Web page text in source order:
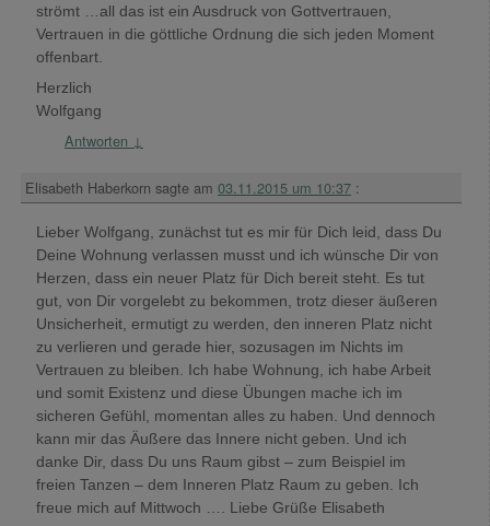
strömt …all das ist ein Ausdruck von Gottvertrauen,
Vertrauen in die göttliche Ordnung die sich jeden Moment
offenbart.
Herzlich
Wolfgang
Antworten ↓
Elisabeth Haberkorn sagte am 03.11.2015 um 10:37 :
Lieber Wolfgang, zunächst tut es mir für Dich leid, dass Du
Deine Wohnung verlassen musst und ich wünsche Dir von
Herzen, dass ein neuer Platz für Dich bereit steht. Es tut
gut, von Dir vorgelebt zu bekommen, trotz dieser äußeren
Unsicherheit, ermutigt zu werden, den inneren Platz nicht
zu verlieren und gerade hier, sozusagen im Nichts im
Vertrauen zu bleiben. Ich habe Wohnung, ich habe Arbeit
und somit Existenz und diese Übungen mache ich im
sicheren Gefühl, momentan alles zu haben. Und dennoch
kann mir das Äußere das Innere nicht geben. Und ich
danke Dir, dass Du uns Raum gibst – zum Beispiel im
freien Tanzen – dem Inneren Platz Raum zu geben. Ich
freue mich auf Mittwoch …. Liebe Grüße Elisabeth